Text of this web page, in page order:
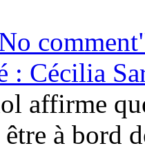
: Cécilia
affirme
à bord